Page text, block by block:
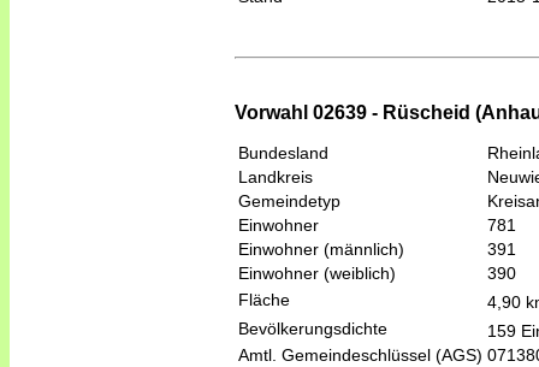
Vorwahl 02639 - Rüscheid
Bundesland
Landkreis
Gemeindetyp
Einwohner
781
Einwohner (männlich)
391
Einwohner (weiblich)
390
Fläche
4,90
Bevölkerungsdichte
159
Amtl. Gemeindeschlüssel (AGS)